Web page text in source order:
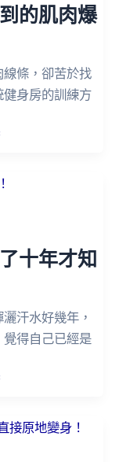
的肌肉爆
條，卻苦於找
身房的訓練方
十年才知
汗水好幾年，
得自己已經是